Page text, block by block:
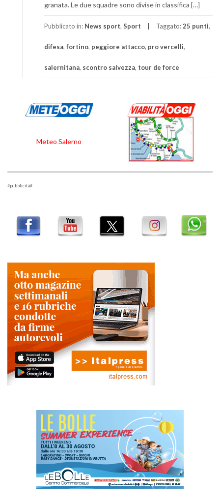
granata. Le due squadre sono divise in classifica […]
Pubblicato in: News sport, Sport Taggato:25 punti,
difesa, fortino, peggiore attacco, pro vercelli,
salernitana, scontro salvezza, tour de force
Meteo Salerno
#pubblicità#